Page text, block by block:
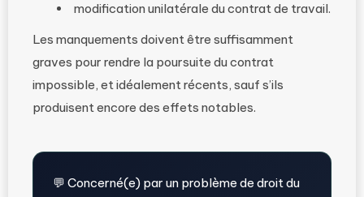
modification unilatérale du contrat de travail.
Les manquements doivent être suffisamment
graves pour rendre la poursuite du contrat
impossible, et idéalement récents, sauf s’ils
produisent encore des effets notables.
💬 Concerné(e) par un problème de droit du